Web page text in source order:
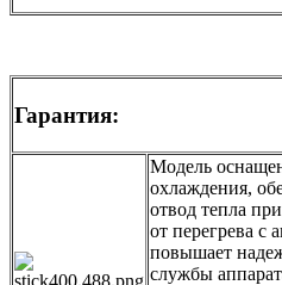
Гарантия:
Модель
охлаждения,
отвод тепла
от перегрева с
повышает
службы